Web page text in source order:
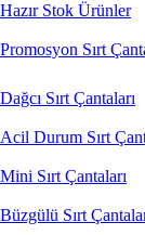
Hazır Stok Ürünler
Promosyon Sırt
Dağcı Sırt Çantaları
Acil Durum Sırt
Mini Sırt Çantaları
Büzgülü Sırt